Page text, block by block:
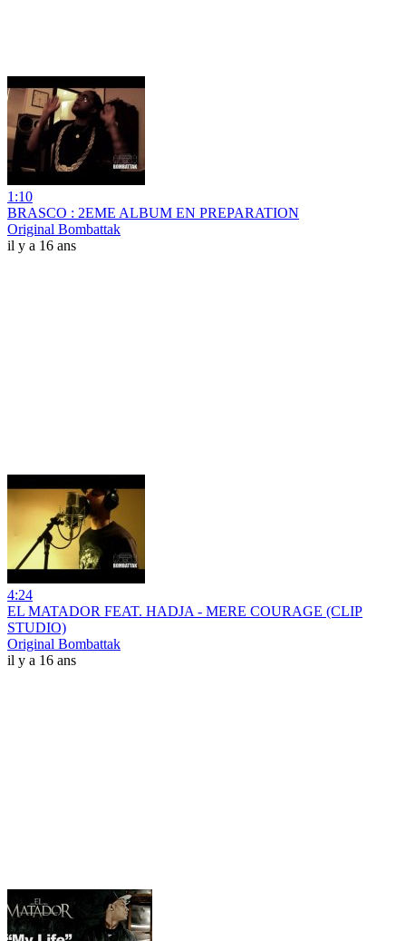
1:10
BRASCO : 2EME ALBUM EN PREPARATION
Original Bombattak
il y a 16 ans
4:24
EL MATADOR FEAT. HADJA - MERE COURAGE (CLIP
STUDIO)
Original Bombattak
il y a 16 ans